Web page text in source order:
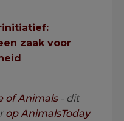
zaak voor
of Animals- dit
op AnimalsToday